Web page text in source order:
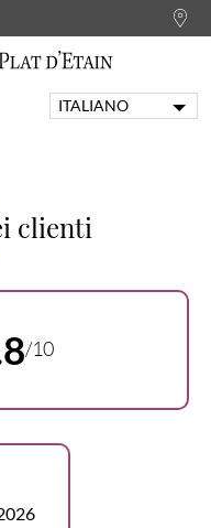
ITALIANO
DEUTSCH
clienti
/10